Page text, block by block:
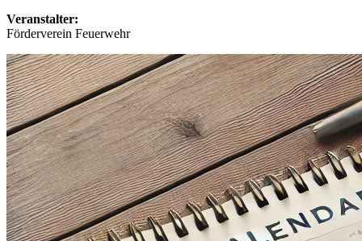
Veranstalter:
Förderverein Feuerwehr